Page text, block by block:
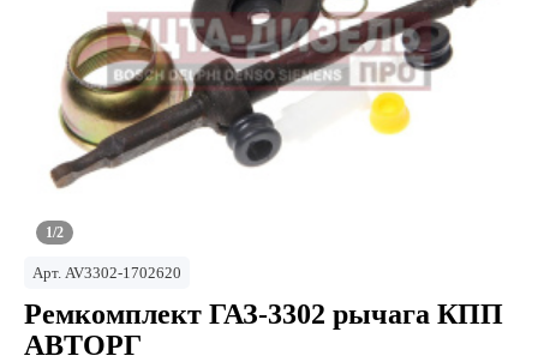
1/2
Арт. AV3302-1702620
Ремкомплект ГАЗ-3302 рычага КПП
АВТОРГ